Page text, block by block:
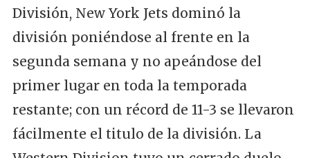
División, New York Jets dominó la
división poniéndose al frente en la
segunda semana y no apeándose del
primer lugar en toda la temporada
restante; con un récord de 11-3 se llevaron
fácilmente el titulo de la división. La